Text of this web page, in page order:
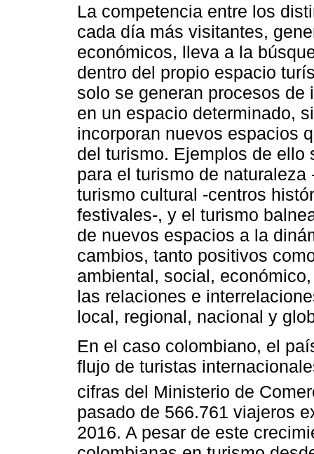
La competencia entre los
cada día más visitantes,
económicos, lleva a la
dentro del propio espacio
solo se generan procesos
en un espacio determinado,
incorporan nuevos espacios
del turismo. Ejemplos de
para el turismo de
turismo cultural -centros
festivales-, y el turismo
de nuevos espacios a la
cambios, tanto positivos
ambiental, social,
las relaciones e
local, regional, nacional y
En el caso colombiano, el
flujo de turistas
cifras del Ministerio de
pasado de 566.761 viajeros
2016. A pesar de este